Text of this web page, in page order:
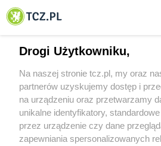
© 2001-2026 Tczew - TCZ.PL Sp. z o.o.
O FIRMIE POLITYKA
Drogi Użytkowniku,
Na naszej stronie tcz.pl, my oraz
partnerów uzyskujemy dostęp i
na urządzeniu oraz przetwarzamy
unikalne identyfikatory,
przez urządzenie czy dane
zapewniania spersonalizowanych